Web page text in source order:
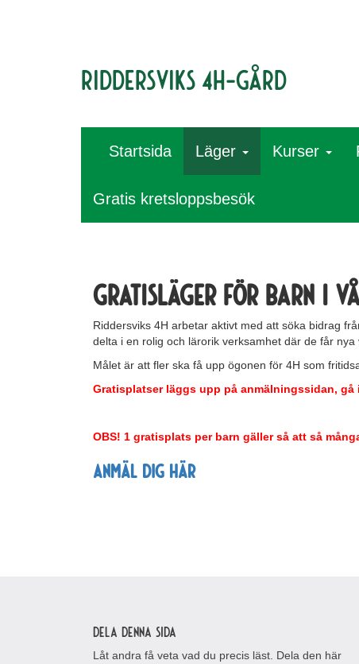
Riddersviks 4H-gård
Startsida Läger Kurser
Gratis kretsloppsbesök
GRATISLÄGER FÖR barn i
Riddersviks 4H arbetar aktivt med att söka bidrag
delta i en rolig och lärorik verksamhet där de får
Målet är att fler ska få upp ögonen för 4H som
Gratisplatser läggs upp på anmälningssidan,
OBS! 1 gratisplats per barn gäller så att så
anmäl dig här
Dela denna sida
Låt andra få veta vad du precis läst. Dela den här